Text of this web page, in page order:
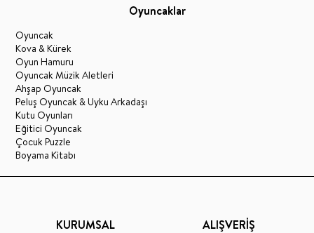
Oyuncaklar
Oyuncak
Kova & Kürek
Oyun Hamuru
Oyuncak Müzik Aletleri
Ahşap Oyuncak
Peluş Oyuncak & Uyku Arkadaşı
Kutu Oyunları
Eğitici Oyuncak
Çocuk Puzzle
Boyama Kitabı
KURUMSAL ALIŞVERİŞ